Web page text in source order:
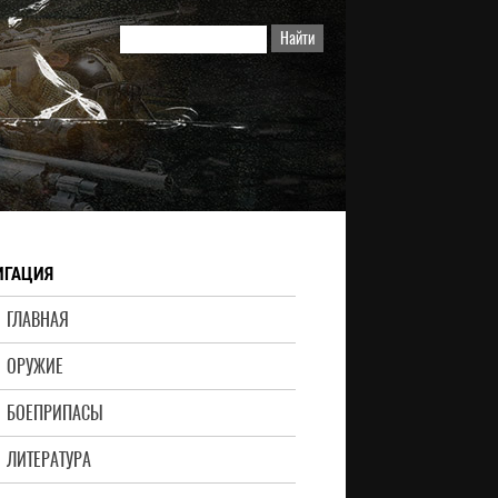
ГЛАВНАЯ
ОРУЖИЕ
БОЕПРИПАСЫ
ЛИТЕРАТУРА